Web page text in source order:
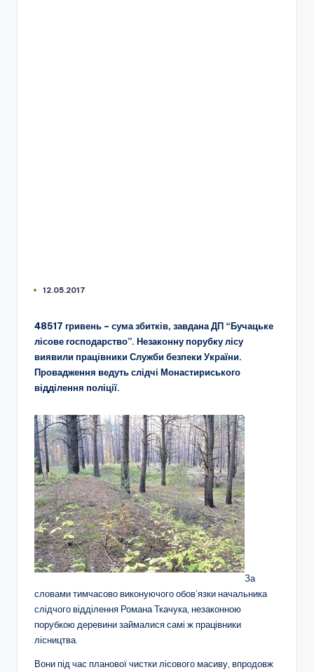
12.05.2017
48517 гривень – сума збитків, завдана ДП “Бучацьке
лісове господарство”. Незаконну порубку лісу
виявили працівники Служби безпеки України.
Провадження ведуть слідчі Монастириського
відділення поліції.
За
словами тимчасово виконуючого обов’язки начальника
слідчого відділення Романа Ткачука, незаконною
порубкою деревини займалися самі ж працівники
лісництва.
Вони під час планової чистки лісового масиву, впродовж